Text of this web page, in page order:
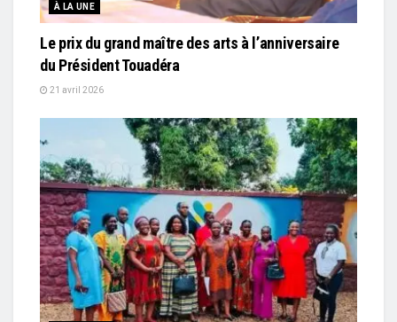
À LA UNE
Le prix du grand maître des arts à l’anniversaire
du Président Touadéra
21 avril 2026